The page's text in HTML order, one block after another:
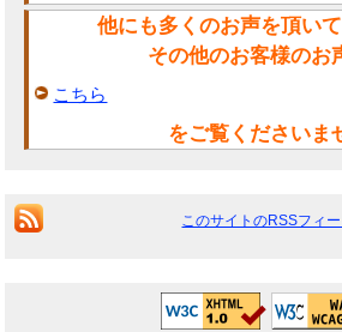
他にも多くのお声を頂いて
その他のお客様のお
こちら
をご覧くださいま
このサイトのRSSフィ